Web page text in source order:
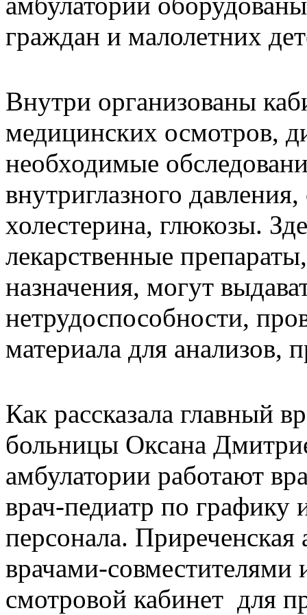
граждан и малолетних
Внутри организованы
медицинских осмотров,
необходимые
внутриглазного
холестерина, глюкозы.
лекарственные
назначения, могут
нетрудоспособности,
материала для анализов,
Как рассказала главный
больницы Оксана
амбулатории работают
врач-педиатр по графику
персонала. Приреченская
врачами-
смотровой кабинет для